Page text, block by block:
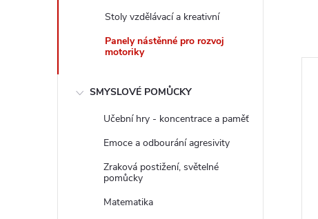
Stoly vzdělávací a kreativní
Panely nástěnné pro rozvoj
motoriky
SMYSLOVÉ POMŮCKY
Učební hry - koncentrace a paměť
Emoce a odbourání agresivity
Zraková postižení, světelné
pomůcky
Matematika